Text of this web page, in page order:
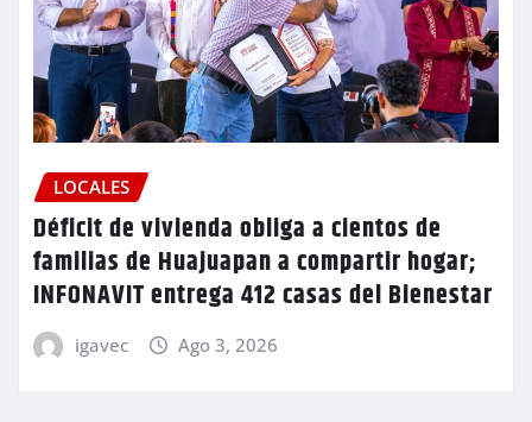
LOCALES
Déficit de vivienda obliga a cientos de
familias de Huajuapan a compartir hogar;
INFONAVIT entrega 412 casas del Bienestar
igavec Ago 3, 2026